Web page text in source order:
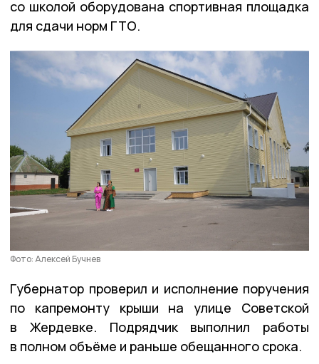
со школой оборудована спортивная площадка
для сдачи норм ГТО.
Фото: Алексей Бучнев
Губернатор проверил и исполнение поручения
по капремонту крыши на улице Советской
в Жердевке. Подрядчик выполнил работы
в полном объёме и раньше обещанного срока.